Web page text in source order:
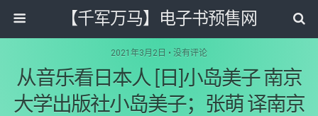
【千军万马】电子书预售网
2021年3月2日 • 没有评论
从音乐看日本人 [日]小岛美子 南京
大学出版社小岛美子；张萌 译南京